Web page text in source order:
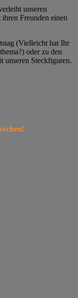
unseren
Freunden einen
(Vielleicht hat Ihr
oder zu den
unseren Steckfiguren.